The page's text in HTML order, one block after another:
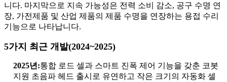
니다. 마지막으로 지속 가능성은 전력 소비 감소, 공구 수명 연
장, 가전제품 및 산업 제품의 제품 수명을 연장하는 용접 수리
기능으로 나타납니다.
5가지 최근 개발(2024~2025)
2025년:통합 로드 셀과 스마트 진폭 제어 기능을 갖춘 코봇
지원 초음파 헤드 출시로 유연하고 작은 크기의 자동화 셀